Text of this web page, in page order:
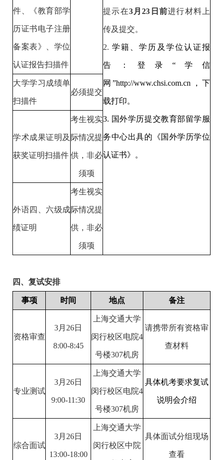
提示在3月23 日前进行材料上
传及提交。
2.学籍、学历及学位认证报
告：登录“学信
网”http://www.chsi.com.cn ，下
载打印。
3. 国外学历提交教育部留学服
务中心出具的《国外学历学位
认证书》。
件、《教育部学
历证书电子注册
备案表》、学位
认证报告扫描件
大学学习成绩单
扫描件
必须提交
学术成果证明及
获奖证明扫描件
考生视实
际情况提
供，非必
须项
外语四、六级成
绩证明
考生视实
际情况提
供，非必
须项
四、复试安排
事项 时间 地点 备注
资格审查
3月 26日
8:00-8:45
上海交通大学
闵行校区电院4
号楼307机房
请携带所有资格审
查材料
专业测试
3月 26日
9:00-11:30
上海交通大学
闵行校区电院4
号楼307机房
具体机考要求复试
说明会介绍
综合面试
3月 26日
13:00-18:00
上海交通大学
闵行校区中院
具体面试分组现场
查看